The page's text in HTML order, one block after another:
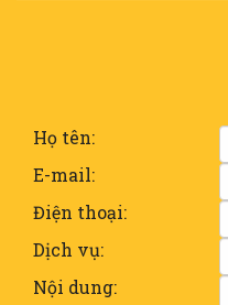
Họ tên:
E-mail:
Điện thoại:
Dịch vụ:
Nội dung: